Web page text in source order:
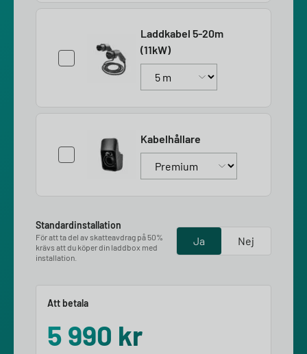
Laddkabel 5-20m
(11kW)
Kabelhållare
Standardinstallation
För att ta del av skatteavdrag på 50%
krävs att du köper din laddbox med
installation.
Ja Nej
Att betala
5 990 kr